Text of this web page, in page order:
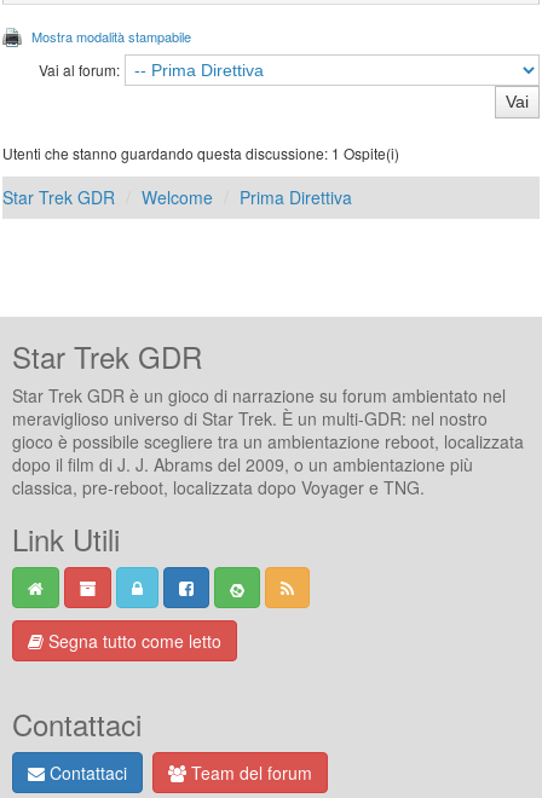
Mostra modalità stampabile
Vai al forum:
Utenti che stanno guardando questa discussione: 1 Ospite(i)
Star Trek GDR Welcome Prima Direttiva
Star Trek GDR
Star Trek GDR è un gioco di narrazione su forum ambientato nel
meraviglioso universo di Star Trek. È un multi-GDR: nel nostro
gioco è possibile scegliere tra un ambientazione reboot, localizzata
dopo il film di J. J. Abrams del 2009, o un ambientazione più
classica, pre-reboot, localizzata dopo Voyager e TNG.
Link Utili
Segna tutto come letto
Contattaci
Contattaci Team del forum